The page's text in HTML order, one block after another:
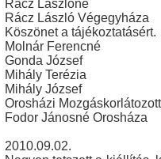
Rácz Lászlóné
Rácz László Végegyháza
Köszönet a tájékoztatásért.
Molnár Ferencné
Gonda József
Mihály Terézia
Mihály József
Orosházi
Fodor Jánosné Orosháza
2010.09.02.